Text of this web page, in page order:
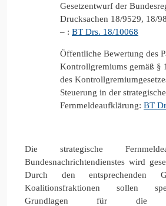
Gesetzentwurf der
Drucksachen 18/9529, 18/
– : BT Drs. 18/10068
Öffentliche Bewertung des
Kontrollgremiums gemäß §
des
Steuerung in der
Fernmeldeaufklärung: BT
Die strategische
Bundesnachrichtendienstes wird
Durch den entsprechenden
Koalitionsfraktionen sollen
Grundlagen für die